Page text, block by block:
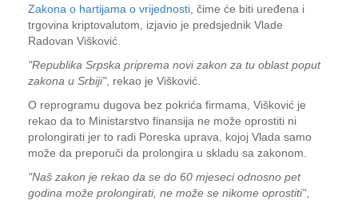
Zakona o hartijama o vrijednosti , čime će biti uređena i
trgovina kriptovalutom, izjavio je predsjednik Vlade
Radovan Višković.
"Republika Srpska priprema novi zakon za tu oblast poput
zakona u Srbiji", rekao je Višković.
O reprogramu dugova bez pokrića firmama, Višković je
rekao da to Ministarstvo finansija ne može oprostiti ni
prolongirati jer to radi Poreska uprava, kojoj Vlada samo
može da preporuči da prolongira u skladu sa zakonom.
"Naš zakon je rekao da se do 60 mjeseci odnosno pet
godina može prolongirati, ne može se nikome oprostiti",